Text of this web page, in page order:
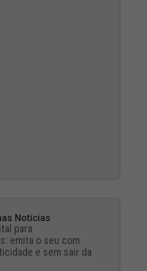
Notícias
para
emita o seu com
e sem sair da